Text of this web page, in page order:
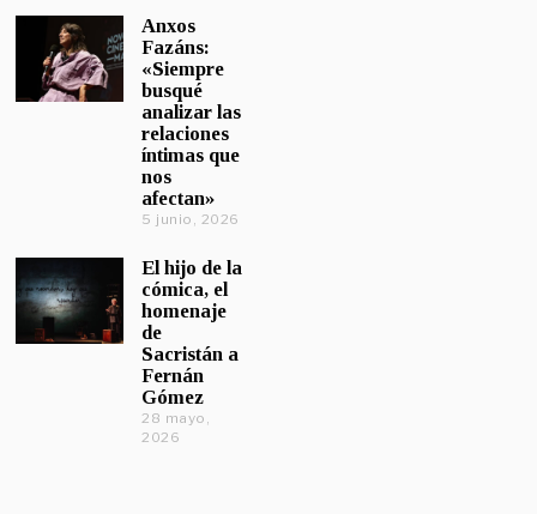
Anxos
Fazáns:
«Siempre
busqué
analizar las
relaciones
íntimas que
nos
afectan»
5 junio, 2026
El hijo de la
cómica, el
homenaje
de
Sacristán a
Fernán
Gómez
28 mayo,
2026